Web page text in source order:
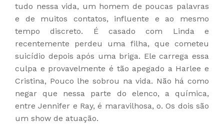
tudo nessa vida, um homem de poucas palavras
e de muitos contatos, influente e ao mesmo
tempo discreto. É casado com Linda e
recentemente perdeu uma filha, que cometeu
suicídio depois após uma briga. Ele carrega essa
culpa e provavelmente é tão apegado a Harlee e
Cristina, Pouco lhe sobrou na vida. Não há como
negar que nessa parte do elenco, a química,
entre Jennifer e Ray, é maravilhosa, o. Os dois são
um show de atuação.